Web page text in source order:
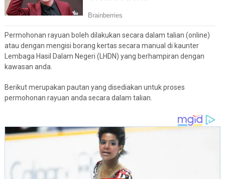
Permohonan rayuan boleh dilakukan secara dalam talian (online)
atau dengan mengisi borang kertas secara manual di kaunter
Lembaga Hasil Dalam Negeri (LHDN) yang berhampiran dengan
kawasan anda.
Berikut merupakan pautan yang disediakan untuk proses
permohonan rayuan anda secara dalam talian.